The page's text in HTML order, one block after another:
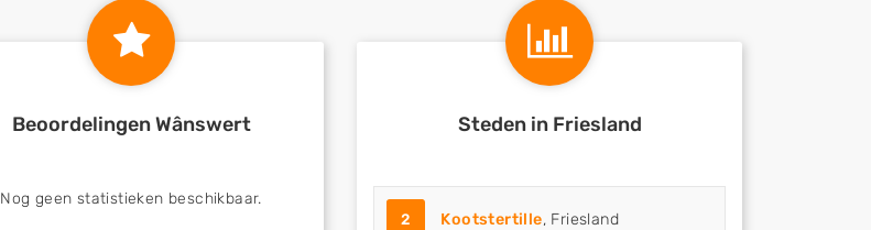
Beoordelingen Wânswert
Nog geen statistieken beschikbaar.
Steden in Friesland
2 Kootstertille, Friesland